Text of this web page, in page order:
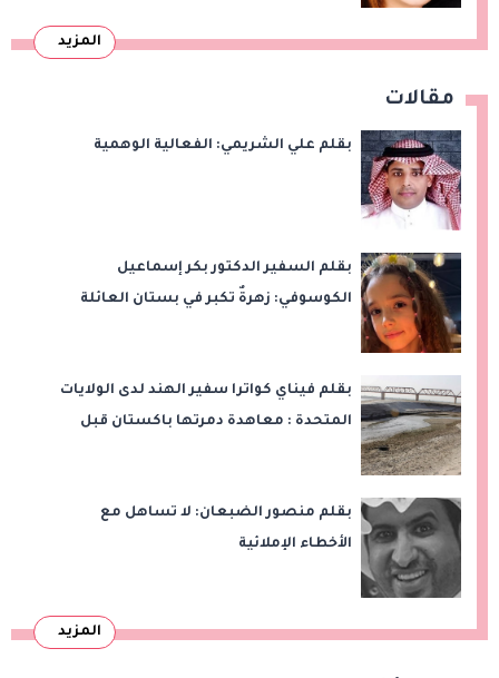
المزيد
مقالات
بقلم علي الشريمي: الفعالية الوهمية
بقلم السفير الدكتور بكر إسماعيل
الكوسوفي: زهرةٌ تكبر في بستان العائلة
بقلم فيناي كواترا سفير الهند لدى الولايات
المتحدة : معاهدة دمرتها باكستان قبل
بقلم منصور الضبعان: لا تساهل مع
الأخطاء الإملائية
المزيد